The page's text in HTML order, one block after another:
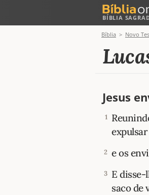
BÍBLIA
Bíblia Novo
Jesus
1
2 e os
3 E disse-
saco de